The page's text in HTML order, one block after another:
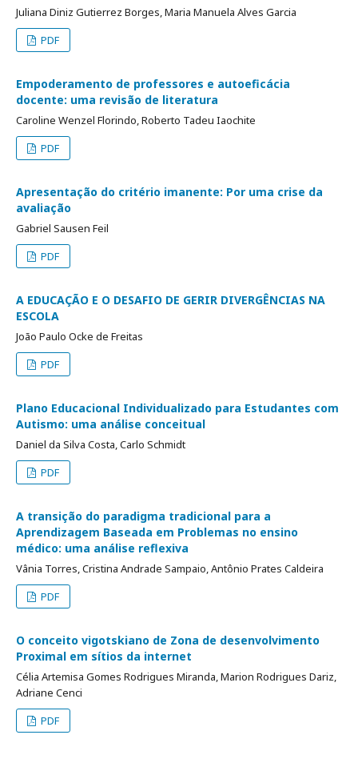
Juliana Diniz Gutierrez Borges, Maria Manuela Alves Garcia
PDF
Empoderamento de professores e autoeficácia
docente: uma revisão de literatura
Caroline Wenzel Florindo, Roberto Tadeu Iaochite
PDF
Apresentação do critério imanente: Por uma crise da
avaliação
Gabriel Sausen Feil
PDF
A EDUCAÇÃO E O DESAFIO DE GERIR DIVERGÊNCIAS NA
ESCOLA
João Paulo Ocke de Freitas
PDF
Plano Educacional Individualizado para Estudantes com
Autismo: uma análise conceitual
Daniel da Silva Costa, Carlo Schmidt
PDF
A transição do paradigma tradicional para a
Aprendizagem Baseada em Problemas no ensino
médico: uma análise reflexiva
Vânia Torres, Cristina Andrade Sampaio, Antônio Prates Caldeira
PDF
O conceito vigotskiano de Zona de desenvolvimento
Proximal em sítios da internet
Célia Artemisa Gomes Rodrigues Miranda, Marion Rodrigues Dariz,
Adriane Cenci
PDF